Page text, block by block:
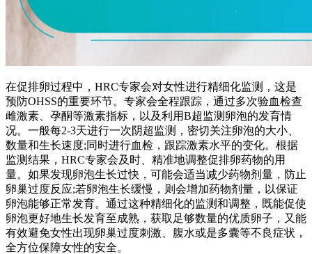
在促排卵过程中，HRC专家会对女性进行精细化监测，这是
预防OHSS的重要环节。专家会全程跟踪，通过多次验血检查
雌激素、孕酮等激素指标，以及利用B超监测卵泡的发育情
况。一般每2-3天进行一次阴超监测，密切关注卵泡的大小、
数量和生长速度;同时进行血检，跟踪激素水平的变化。根据
监测结果，HRC专家会及时、精准地调整促排卵药物的用
量。如果发现卵泡生长过快，可能会适当减少药物剂量，防止
卵巢过度反应;若卵泡生长缓慢，则会增加药物剂量，以保证
卵泡能够正常发育。通过这种精细化的监测和调整，既能促使
卵泡更好地生长发育至成熟，获取足够数量的优质卵子，又能
有效避免女性出现卵巢过度刺激、腹水或是多囊等不良症状，
全方位保障女性的安全。